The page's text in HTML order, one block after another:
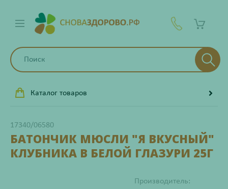
Каталог товаров
17340/06580
БАТОНЧИК МЮСЛИ "Я ВКУСНЫЙ"
КЛУБНИКА В БЕЛОЙ ГЛАЗУРИ 25Г
Производитель: